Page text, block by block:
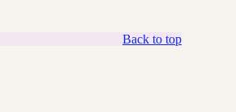
Back to top